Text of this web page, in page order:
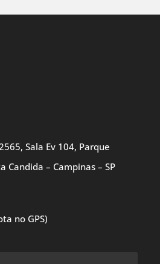
Sala Ev 104, Parque
Candida – Campinas – SP
no GPS)